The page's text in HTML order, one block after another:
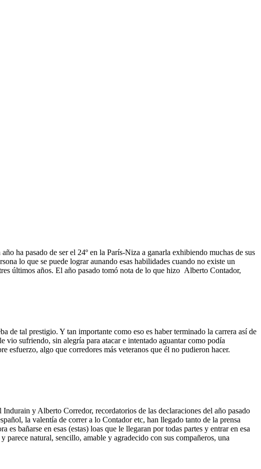
ha pasado de ser el 24º en la París-Niza a ganarla exhibiendo muchas de sus
lo que se puede lograr aunando esas habilidades cuando no existe un
últimos años. El año pasado tomó nota de lo que hizo Alberto Contador,
de tal prestigio. Y tan importante como eso es haber terminado la carrera así de
sufriendo, sin alegría para atacar e intentado aguantar como podía
esfuerzo, algo que corredores más veteranos que él no pudieron hacer.
y Alberto Corredor, recordatorios de las declaraciones del año pasado
la valentía de correr a lo Contador etc, han llegado tanto de la prensa
bañarse en esas (estas) loas que le llegaran por todas partes y entrar en esa
natural, sencillo, amable y agradecido con sus compañeros, una